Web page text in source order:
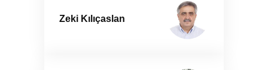
Zeki Kılıçaslan